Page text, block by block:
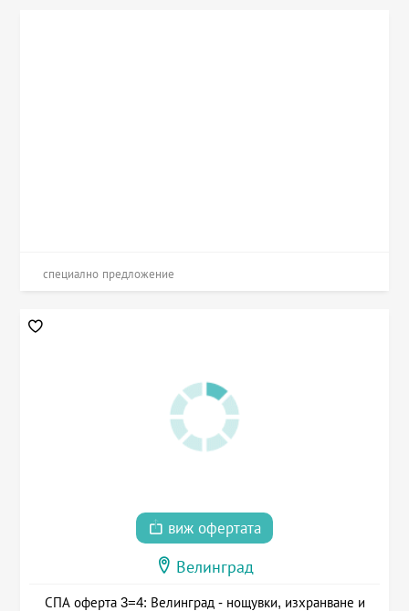
специално предложение
виж офертата
Велинград
СПА оферта 3=4: Велинград - нощувки, изхранване и